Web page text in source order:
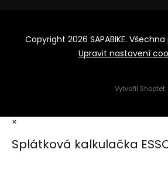
Vytvořil Shoptet
Copyright 2026 SAPABIKE.
Upravit nastavení
×
Splátková kalkulačka